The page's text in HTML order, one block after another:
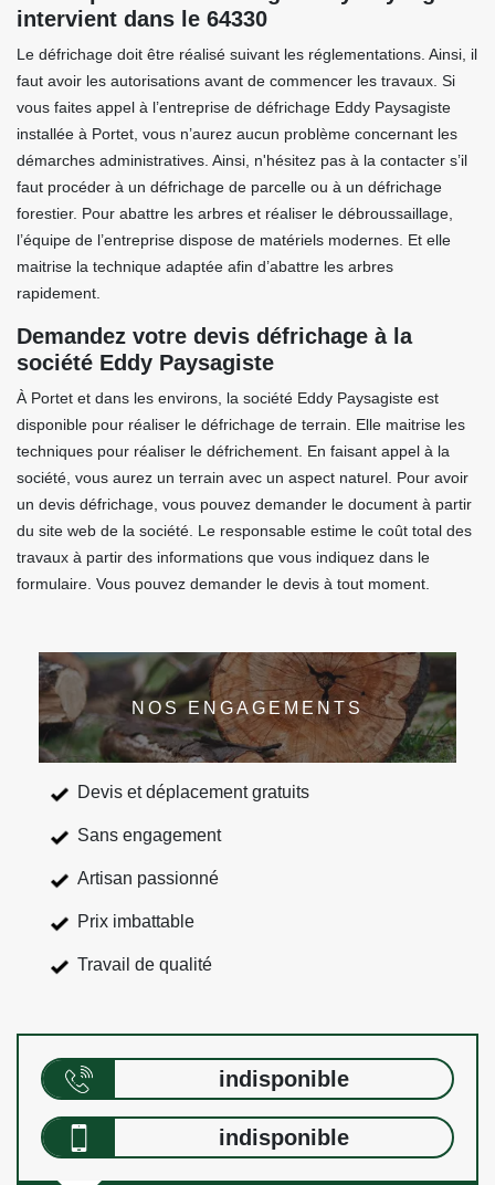
intervient dans le 64330
Le défrichage doit être réalisé suivant les réglementations. Ainsi, il
faut avoir les autorisations avant de commencer les travaux. Si
vous faites appel à l’entreprise de défrichage Eddy Paysagiste
installée à Portet, vous n’aurez aucun problème concernant les
démarches administratives. Ainsi, n'hésitez pas à la contacter s’il
faut procéder à un défrichage de parcelle ou à un défrichage
forestier. Pour abattre les arbres et réaliser le débroussaillage,
l’équipe de l’entreprise dispose de matériels modernes. Et elle
maitrise la technique adaptée afin d’abattre les arbres
rapidement.
Demandez votre devis défrichage à la
société Eddy Paysagiste
À Portet et dans les environs, la société Eddy Paysagiste est
disponible pour réaliser le défrichage de terrain. Elle maitrise les
techniques pour réaliser le défrichement. En faisant appel à la
société, vous aurez un terrain avec un aspect naturel. Pour avoir
un devis défrichage, vous pouvez demander le document à partir
du site web de la société. Le responsable estime le coût total des
travaux à partir des informations que vous indiquez dans le
formulaire. Vous pouvez demander le devis à tout moment.
NOS ENGAGEMENTS
Devis et déplacement gratuits
Sans engagement
Artisan passionné
Prix imbattable
Travail de qualité
indisponible
indisponible